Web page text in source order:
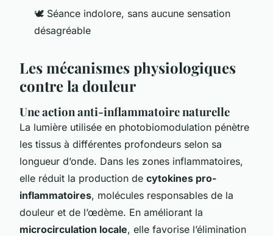
🕊️ Séance indolore, sans aucune sensation
désagréable
Les mécanismes physiologiques
contre la douleur
Une action anti-inflammatoire naturelle
La lumière utilisée en photobiomodulation pénètre
les tissus à différentes profondeurs selon sa
longueur d’onde. Dans les zones inflammatoires,
elle réduit la production de cytokines pro-
inflammatoires, molécules responsables de la
douleur et de l’œdème. En améliorant la
microcirculation locale, elle favorise l’élimination